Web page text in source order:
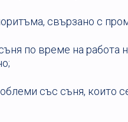
свързано с
по време на работа
със съня, които